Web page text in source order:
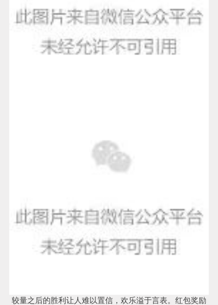
较量之后的胜利让人难以置信，欢乐溢于言表。红包奖励